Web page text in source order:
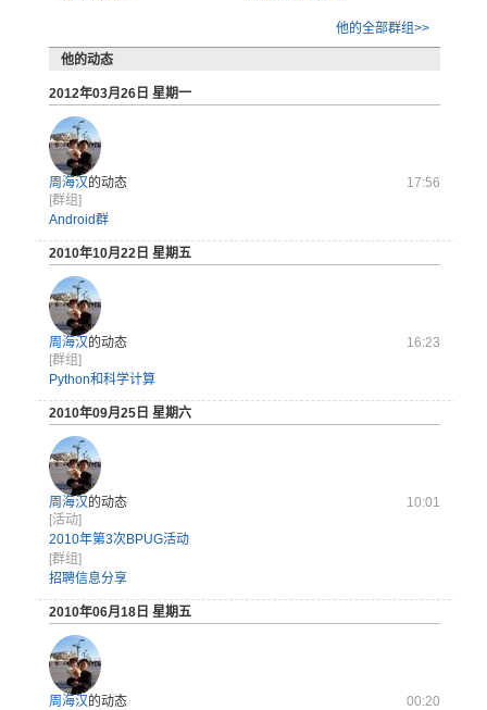
他的全部群组>>
他的动态
2012年03月26日 星期一
周海汉的动态
17:56
[群组]
Android群
2010年10月22日 星期五
周海汉的动态
16:23
[群组]
Python和科学计算
2010年09月25日 星期六
周海汉的动态
10:01
[活动]
2010年第3次BPUG活动
[群组]
招聘信息分享
2010年06月18日 星期五
周海汉的动态
00:20